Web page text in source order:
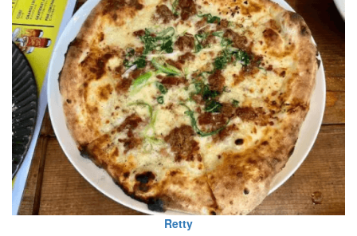
Retty